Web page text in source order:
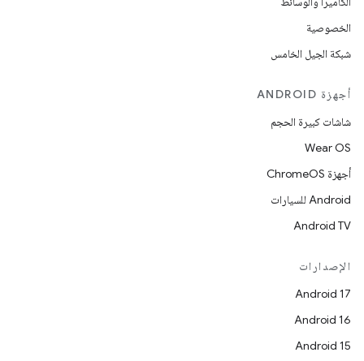
الخصوصية
شبكة الجيل الخامس
أجهزة ANDROID
شاشات كبيرة الحجم
Wear OS
أجهزة ChromeOS
Android للسيارات
Android TV
الإصدارات
Android 17
Android 16
Android 15